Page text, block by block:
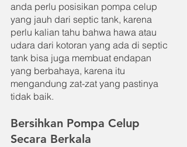
anda perlu posisikan pompa celup
yang jauh dari septic tank, karena
perlu kalian tahu bahwa hawa atau
udara dari kotoran yang ada di septic
tank bisa juga membuat endapan
yang berbahaya, karena itu
mengandung zat-zat yang pastinya
tidak baik.
Bersihkan Pompa Celup
Secara Berkala